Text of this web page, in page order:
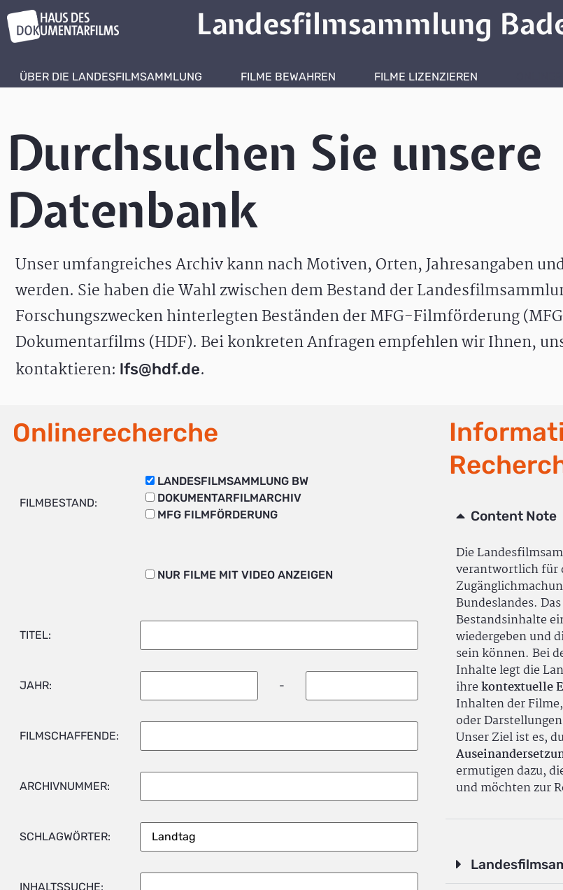
Landesfilmsammlung
ÜBER DIE LANDESFILMSAMMLUNG FILME BEWAHREN FILME LIZENZIEREN
Durchsuchen Sie unsere
Datenbank
Unser umfangreiches Archiv kann nach Motiven, Orten, Jahresangaben
werden. Sie haben die Wahl zwischen dem Bestand der
Forschungszwecken hinterlegten Beständen der MFG-Filmförderung
Dokumentarfilms (HDF). Bei konkreten Anfragen empfehlen wir Ihnen,
kontaktieren: lfs@hdf.de.
Onlinerecherche
FILMBESTAND:
LANDESFILMSAMMLUNG BW
DOKUMENTARFILMARCHIV
MFG FILMFÖRDERUNG
NUR FILME MIT VIDEO ANZEIGEN
TITEL:
JAHR: -
FILMSCHAFFENDE:
ARCHIVNUMMER:
SCHLAGWÖRTER:
INHALTSSUCHE:
Content Note
Die
verantwortlich für
Bundeslandes.
Bestandsinhalte
wiedergeben und
sein können. Bei
Inhalte legt die
ihrekontextuelle
Inhalten der
oder
Unser Ziel ist es,
ermutigen dazu,
und möchten zur